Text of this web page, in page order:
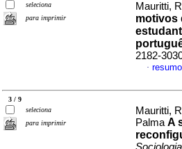
seleciona
para imprimir
Mauritti,
motivos
2182-
·
3 / 9
seleciona
para imprimir
Mauritti,
Palma A